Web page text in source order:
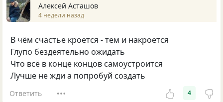
Алексей Асташов
4 недели назад
В чём счастье кроется - тем и накроется
Глупо бездеятельно ожидать
Что всё в конце концов самоустроится
Лучше не жди а попробуй создать
Ответить 4